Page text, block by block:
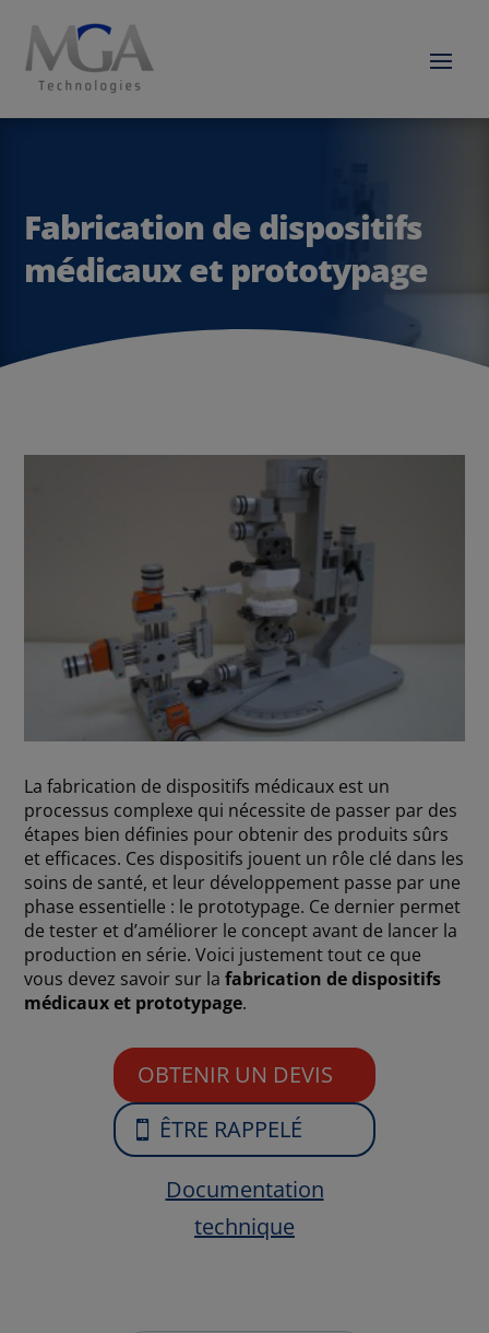
Fabrication de dispositifs
médicaux et prototypage
La fabrication de dispositifs médicaux est un
processus complexe qui nécessite de passer par des
étapes bien définies pour obtenir des produits sûrs
et efficaces. Ces dispositifs jouent un rôle clé dans les
soins de santé, et leur développement passe par une
phase essentielle : le prototypage. Ce dernier permet
de tester et d’améliorer le concept avant de lancer la
production en série. Voici justement tout ce que
vous devez savoir sur lafabrication de dispositifs
médicaux et prototypage.
OBTENIR UN DEVIS
ÊTRE RAPPELÉ
Documentation
technique